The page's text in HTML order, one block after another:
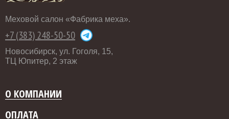
Меховой салон «Фабрика меха».
+7 (383) 248-50-50
Новосибирск, ул. Гоголя, 15,
ТЦ Юпитер, 2 этаж
О КОМПАНИИ
ОПЛАТА